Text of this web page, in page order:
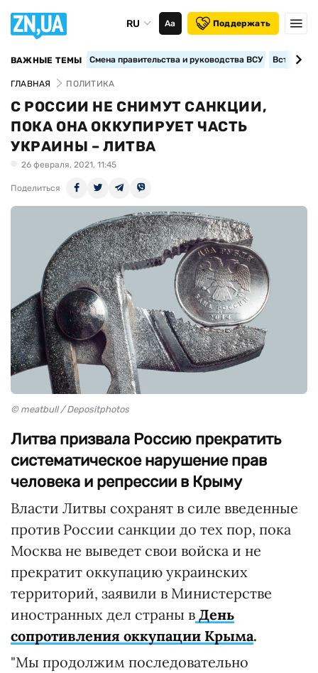
RU Аа Поддержать
ВАЖНЫЕ ТЕМЫ Смена правительства и руководства ВСУ
ГЛАВНАЯ ПОЛИТИКА
С РОССИИ НЕ СНИМУТ САНКЦИИ,
ПОКА ОНА ОККУПИРУЕТ ЧАСТЬ
УКРАИНЫ – ЛИТВА
26 февраля, 2021, 11:45
Поделиться
© meatbull / Depositphotos
Литва призвала Россию прекратить
систематическое нарушение прав
человека и репрессии в Крыму
Власти Литвы сохранят в силе введенные
против России санкции до тех пор, пока
Москва не выведет свои войска и не
прекратит оккупацию украинских
территорий, заявили в Министерстве
иностранных дел страны в День
сопротивления оккупации Крыма.
"Мы продолжим последовательно